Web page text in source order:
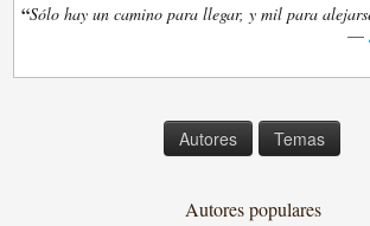
“Sólo hay un camino para llegar, y mil para
—
Autores Temas
Autores populares